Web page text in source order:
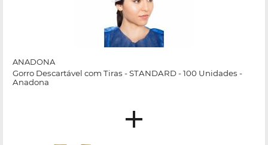
ANADONA
Gorro Descartável com Tiras - STANDARD - 100 Unidades -
Anadona